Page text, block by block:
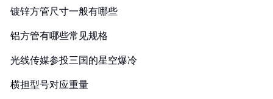
镀锌方管尺寸一般有哪些
铝方管有哪些常见规格
光线传媒参投三国的星空爆冷
横担型号对应重量